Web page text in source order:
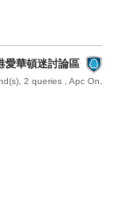
愛華頓迷討論區
2 queries , Apc On.